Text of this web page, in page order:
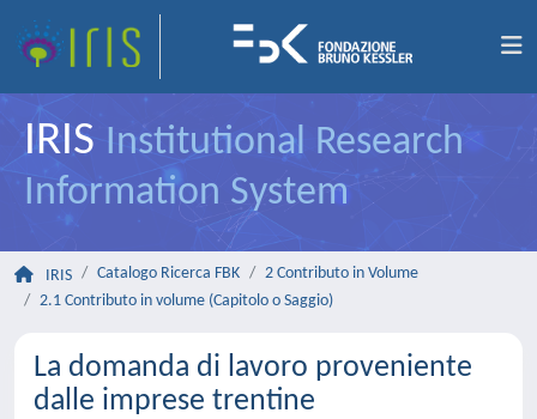
IRIS Institutional Research
Information System
IRIS Catalogo Ricerca FBK
2 Contributo in Volume
2.1 Contributo in volume (Capitolo o Saggio)
La domanda di lavoro proveniente
dalle imprese trentine